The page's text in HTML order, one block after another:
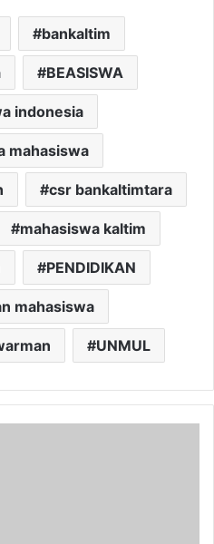
bankaltim
BEASISWA
indonesia
mahasiswa
csr bankaltimtara
mahasiswa kaltim
PENDIDIKAN
mahasiswa
UNMUL